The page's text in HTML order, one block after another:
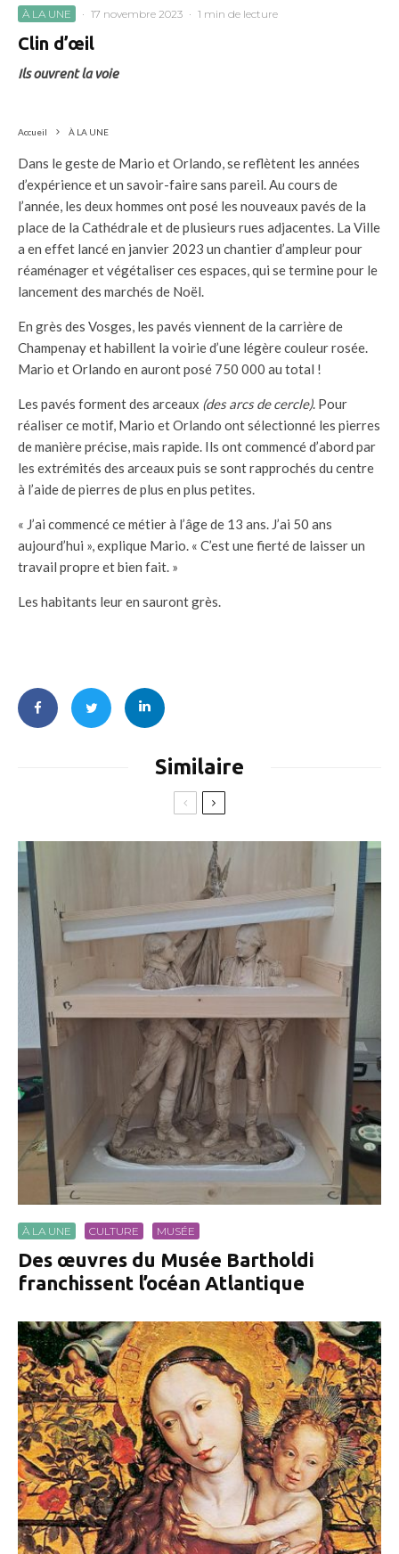
À LA UNE · 17 novembre 2023 · 1 min de lecture
Clin d’œil
Ils ouvrent la voie
Accueil À LA UNE
Dans le geste de Mario et Orlando, se reflètent les années
d’expérience et un savoir-faire sans pareil. Au cours de
l’année, les deux hommes ont posé les nouveaux pavés de la
place de la Cathédrale et de plusieurs rues adjacentes. La Ville
a en effet lancé en janvier 2023 un chantier d’ampleur pour
réaménager et végétaliser ces espaces, qui se termine pour le
lancement des marchés de Noël.
En grès des Vosges, les pavés viennent de la carrière de
Champenay et habillent la voirie d’une légère couleur rosée.
Mario et Orlando en auront posé 750 000 au total !
Les pavés forment des arceaux (des arcs de cercle). Pour
réaliser ce motif, Mario et Orlando ont sélectionné les pierres
de manière précise, mais rapide. Ils ont commencé d’abord par
les extrémités des arceaux puis se sont rapprochés du centre
à l’aide de pierres de plus en plus petites.
« J’ai commencé ce métier à l’âge de 13 ans. J’ai 50 ans
aujourd’hui », explique Mario. « C’est une fierté de laisser un
travail propre et bien fait. »
Les habitants leur en sauront grès.
Similaire
À LA UNE CULTURE MUSÉE
Des œuvres du Musée Bartholdi
franchissent l’océan Atlantique